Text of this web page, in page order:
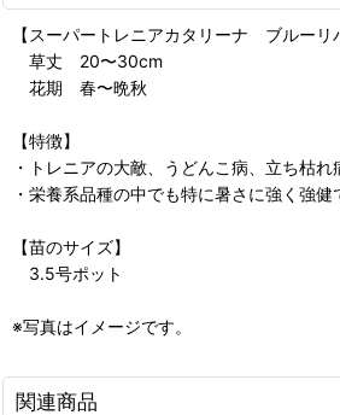
【スーパートレニアカタリーナ ブルーリ
草丈 20〜30cm
花期 春〜晩秋
【特徴】
・トレニアの大敵、うどんこ病、立ち枯れ
・栄養系品種の中でも特に暑さに強く強健
【苗のサイズ】
3.5号ポット
※写真はイメージです。
関連商品